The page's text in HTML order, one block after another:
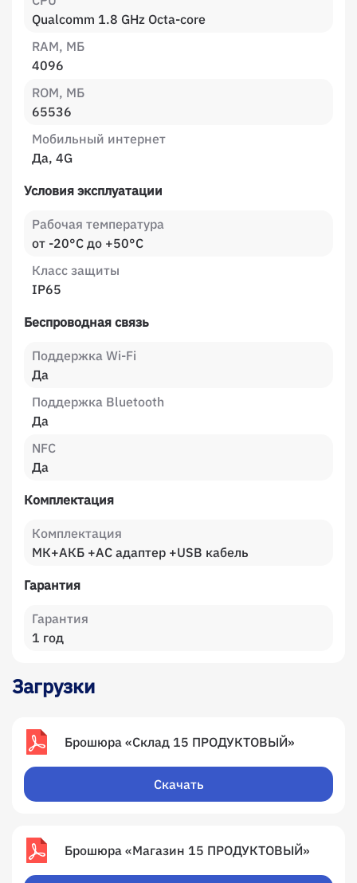
Qualcomm 1.8 GHz Octa-core
RAM, МБ
4096
ROM, МБ
65536
Мобильный интернет
Да, 4G
Условия эксплуатации
Рабочая температура
от -20°C до +50°C
Класс защиты
IP65
Беспроводная связь
Поддержка Wi-Fi
Да
Поддержка Bluetooth
Да
NFC
Да
Комплектация
Комплектация
МК+АКБ +АС адаптер +USB кабель
Гарантия
Гарантия
1 год
Загрузки
Брошюра «Склад 15 ПРОДУКТОВЫЙ»
Скачать
Брошюра «Магазин 15 ПРОДУКТОВЫЙ»